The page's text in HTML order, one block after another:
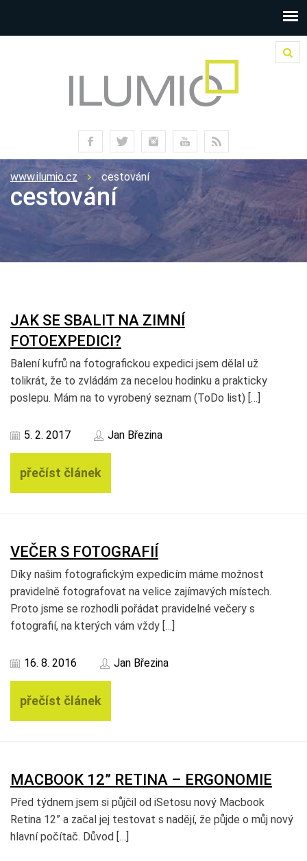
www.ilumio.cz cestování
cestování
JAK SE SBALIT NA ZIMNÍ
FOTOEXPEDICI?
Balení kufrů na fotografickou expedici jsem dělal už
tolikrát, že to zvládám za necelou hodinku a prakticky
poslepu. Mám na to vyrobený seznam (ToDo list) […]
5. 2. 2017 Jan Březina
přečíst článek
VEČER S FOTOGRAFIÍ
Díky našim fotografickým expedicím máme možnost
pravidelně fotografovat na velice zajímavých místech.
Proto jsme se rozhodli pořádat pravidelné večery s
fotografií, na kterých vám vždy […]
16. 8. 2016 Jan Březina
přečíst článek
MACBOOK 12” RETINA – ERGONOMIE
Před týdnem jsem si půjčil od iSetosu nový Macbook
Retina 12” a začal jej testovat s nadějí, že půjde o můj nový
hlavní počítač. Důvod […]